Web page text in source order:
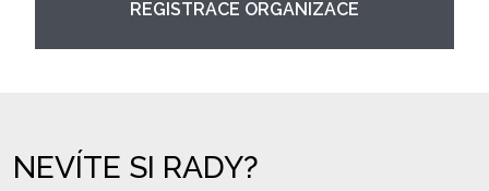
REGISTRACE ORGANIZACE
NEVÍTE SI RADY?